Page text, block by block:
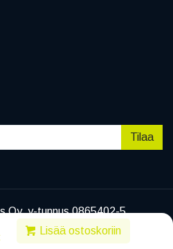
Lisää ostoskoriin
Tilaa
Oy, y-tunnus 0865402-5